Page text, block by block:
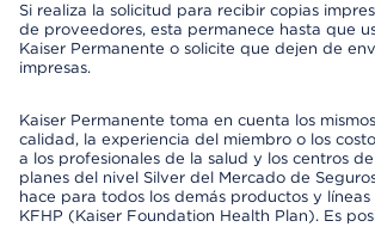
Si realiza la solicitud para recibir copias
de proveedores, esta permanece hasta que
Kaiser Permanente o solicite que dejen de
impresas.
Kaiser Permanente toma en cuenta los
calidad, la experiencia del miembro o los
a los profesionales de la salud y los centros
planes del nivel Silver del Mercado de
hace para todos los demás productos y
KFHP (Kaiser Foundation Health Plan). Es